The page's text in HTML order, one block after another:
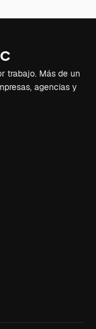
trabajo. Más de un
agencias y